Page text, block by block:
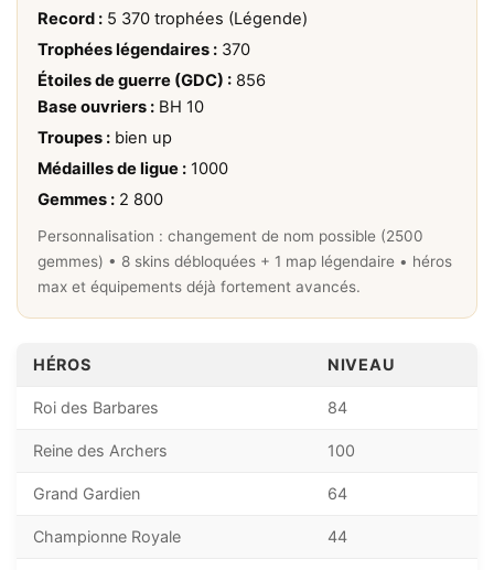
Record : 5 370 trophées (Légende)
Trophées légendaires : 370
Étoiles de guerre (GDC) : 856
Base ouvriers : BH 10
Troupes : bien up
Médailles de ligue : 1000
Gemmes : 2 800
Personnalisation : changement de nom possible (2500
gemmes) • 8 skins débloquées + 1 map légendaire • héros
max et équipements déjà fortement avancés.
HÉROS NIVEAU
Roi des Barbares 84
Reine des Archers 100
Grand Gardien 64
Championne Royale 44